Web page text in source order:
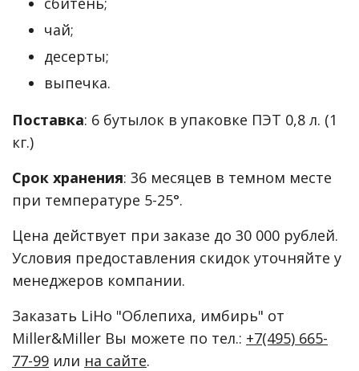
чай;
десерты;
выпечка.
Поставка: 6 бутылок в упаковке ПЭТ 0,8 л. (1
кг.)
Срок хранения: 36 месяцев в темном месте
при температуре 5-25°.
Цена действует при заказе до 30 000 рублей.
Условия предоставления скидок уточняйте у
менеджеров компании.
Заказать LiHo "Облепиха, имбирь" от
Miller&Miller Вы можете по тел.: +7(495) 665-
77-99 или на сайте.